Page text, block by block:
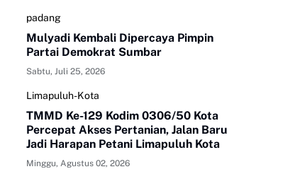
padang
Mulyadi Kembali Dipercaya Pimpin
Partai Demokrat Sumbar
Sabtu, Juli 25, 2026
Limapuluh-Kota
TMMD Ke-129 Kodim 0306/50 Kota
Percepat Akses Pertanian, Jalan Baru
Jadi Harapan Petani Limapuluh Kota
Minggu, Agustus 02, 2026